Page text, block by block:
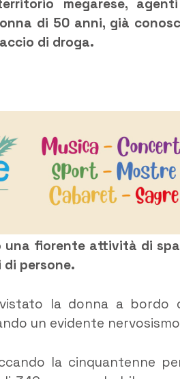
megarese,
di 50 anni, già
di droga.
una fiorente attività di
persone.
la donna a bordo
un evidente
la cinquantenne